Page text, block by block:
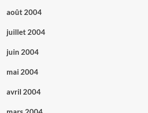
août 2004
juillet 2004
juin 2004
mai 2004
avril 2004